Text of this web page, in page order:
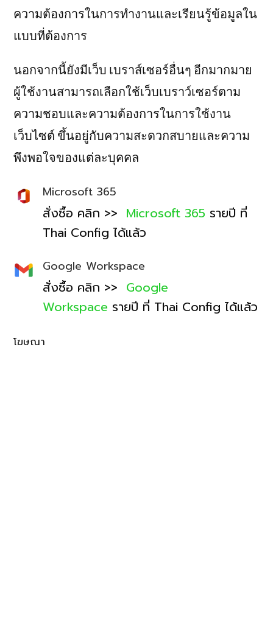
ความต้องการในการทำงานและเรียนรู้ข้อมูลใน
แบบที่ต้องการ
นอกจากนี้ยังมีเว็บ เบราส์เซอร์อื่นๆ อีกมากมาย
ผู้ใช้งานสามารถเลือกใช้เว็บเบราว์เซอร์ตาม
ความชอบและความต้องการในการใช้งาน
เว็บไซต์ ขึ้นอยู่กับความสะดวกสบายและความ
พึงพอใจของแต่ละบุคคล
Microsoft 365
สั่งซื้อ คลิก >> Microsoft 365 รายปี ที่
Thai Config ได้แล้ว
Google Workspace
สั่งซื้อ คลิก >> Google
Workspace รายปี ที่ Thai Config ได้แล้ว
โฆษณา